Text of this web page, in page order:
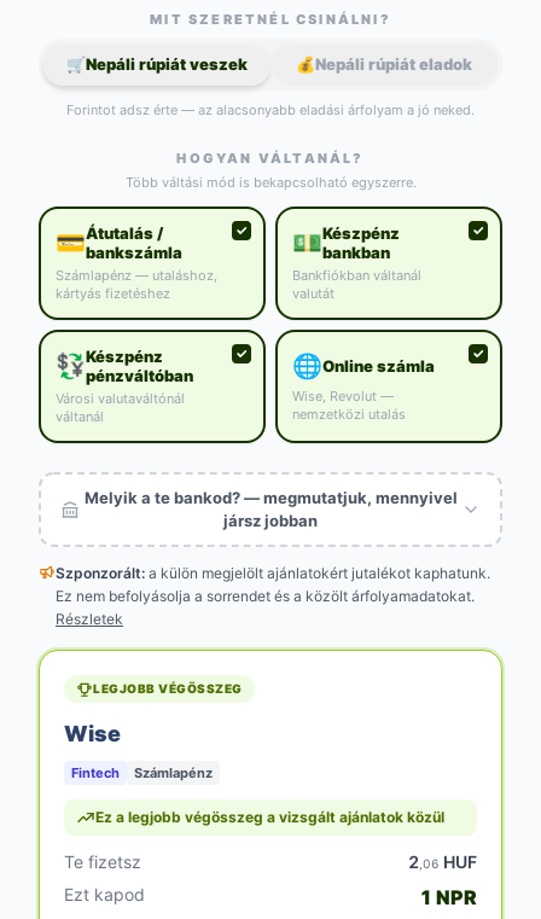
MIT SZERETNÉL CSINÁLNI?
🛒Nepáli rúpiát veszek 💰Nepáli rúpiát eladok
Forintot adsz érte — az alacsonyabb eladási árfolyam a jó neked.
HOGYAN VÁLTANÁL?
Több váltási mód is bekapcsolható egyszerre.
💳Átutalás /
bankszámla
Számlapénz — utaláshoz,
kártyás fizetéshez
💵Készpénz
bankban
Bankfiókban váltanál
valutát
💱Készpénz
pénzváltóban
Városi valutaváltónál
váltanál
🌐Online számla
Wise, Revolut —
nemzetközi utalás
Melyik a te bankod? — megmutatjuk, mennyivel
jársz jobban
Szponzorált: a külön megjelölt ajánlatokért jutalékot kaphatunk.
Ez nem befolyásolja a sorrendet és a közölt árfolyamadatokat.
Részletek
LEGJOBB VÉGÖSSZEG
Wise
Fintech Számlapénz
Ez a legjobb végösszeg a vizsgált ajánlatok közül
Te fizetsz 2 ,06 HUF
Ezt kapod
1 NPR